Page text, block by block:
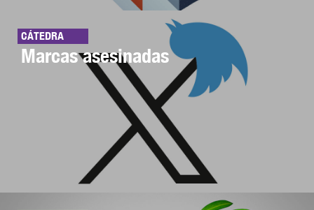
CÁTEDRA
Marcas asesinadas